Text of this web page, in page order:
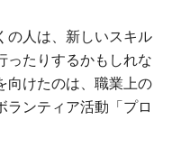
の人は、新しいスキル
ったりするかもしれな
向けたのは、職業上の
ランティア活動「プロ